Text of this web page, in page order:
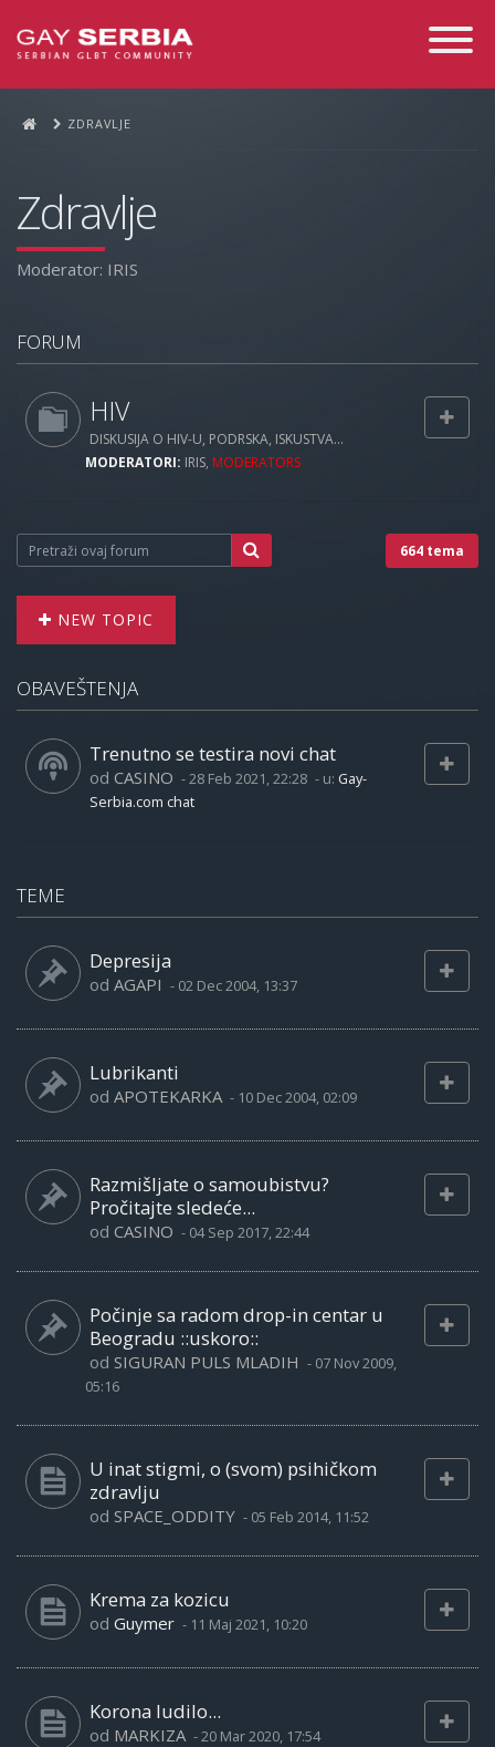
Toggle
ZDRAVLJE
Zdravlje
Moderator: IRIS
FORUM
HIV
DISKUSIJA O HIV-U, PODRSKA, ISKUSTVA...
MODERATORI: IRIS, MODERATORS
664 tema
NEW TOPIC
OBAVEŠTENJA
Trenutno se testira novi chat
od CASINO -28 Feb 2021, 22:28 - u: Gay-
Serbia.com chat
TEME
Depresija
od AGAPI - 02 Dec 2004, 13:37
Lubrikanti
od APOTEKARKA - 10 Dec 2004, 02:09
Razmišljate o samoubistvu?
Pročitajte sledeće...
od CASINO - 04 Sep 2017, 22:44
Počinje sa radom drop-in centar u
Beogradu ::uskoro::
od SIGURAN PULS MLADIH - 07 Nov 2009,
05:16
U inat stigmi, o (svom) psihičkom
zdravlju
od SPACE_ODDITY - 05 Feb 2014, 11:52
Krema za kozicu
od Guymer - 11 Maj 2021, 10:20
Korona ludilo...
od MARKIZA -20 Mar 2020, 17:54